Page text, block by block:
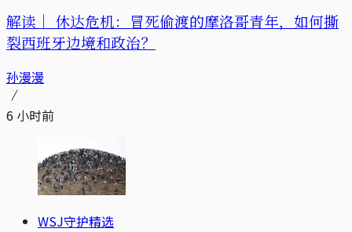
解读｜ 休达危机：冒死偷渡的摩洛哥青年，如何撕
裂西班牙边境和政治？
孙漫漫
6 小时前
WSJ守护精选